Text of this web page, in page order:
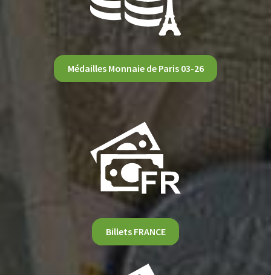
Médailles Monnaie de Paris 03-26
Billets FRANCE